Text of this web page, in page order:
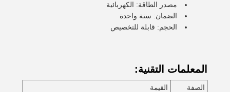
مصدر الطاقة: الكهربائية
الضمان: سنة واحدة
الحجم: قابلة للتخصيص
المعلمات التقنية:
الصفة
القيمة